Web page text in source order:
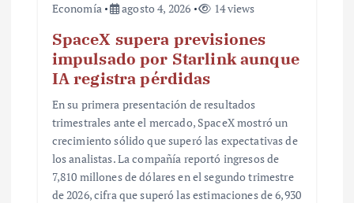
Economía agosto 4, 2026 14 views
SpaceX supera previsiones
impulsado por Starlink aunque
IA registra pérdidas
En su primera presentación de resultados
trimestrales ante el mercado, SpaceX mostró un
crecimiento sólido que superó las expectativas de
los analistas. La compañía reportó ingresos de
7,810 millones de dólares en el segundo trimestre
de 2026, cifra que superó las estimaciones de 6,930